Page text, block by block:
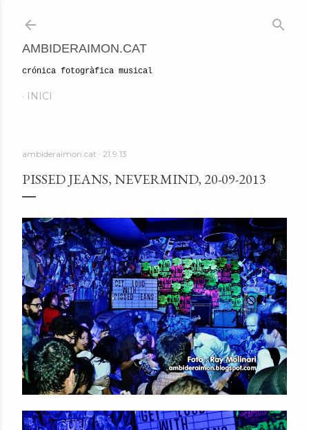
AMBIDERAIMON.CAT
crónica fotogràfica musical
INICI
ambideraimon.cat 21.9.13
PISSED JEANS, NEVERMIND, 20-09-2013